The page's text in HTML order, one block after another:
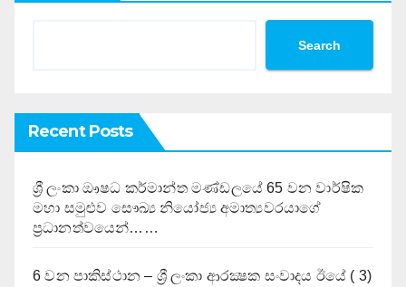
Search
Recent Posts
ශ්‍රී ලංකා ඖෂධ කර්මාන්ත මණ්ඩලයේ 65 වන වාර්ෂික
මහා සමුළුව සෞඛ්‍ය නියෝජ්‍ය අමාත්‍යවරයාගේ
ප්‍රධානත්වයෙන්……
6 වන පාකිස්ථාන – ශ්‍රී ලංකා ආරක්‍ෂක සංවාදය ඊයේ ( 3)